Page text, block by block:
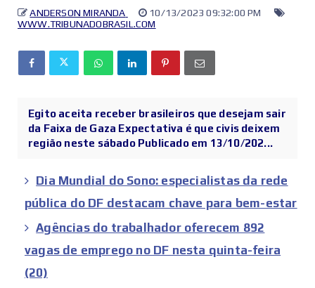
ANDERSON MIRANDA
10/13/2023 09:32:00 PM
WWW.TRIBUNADOBRASIL.COM
Egito aceita receber brasileiros que desejam sair
da Faixa de Gaza Expectativa é que civis deixem
região neste sábado Publicado em 13/10/202...
Dia Mundial do Sono: especialistas da rede
pública do DF destacam chave para bem-estar
Agências do trabalhador oferecem 892
vagas de emprego no DF nesta quinta-feira
(20)